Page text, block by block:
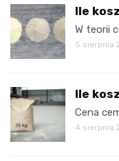
Ile
W teorii
5 sierpnia
Ile
Cena
4 sierpnia